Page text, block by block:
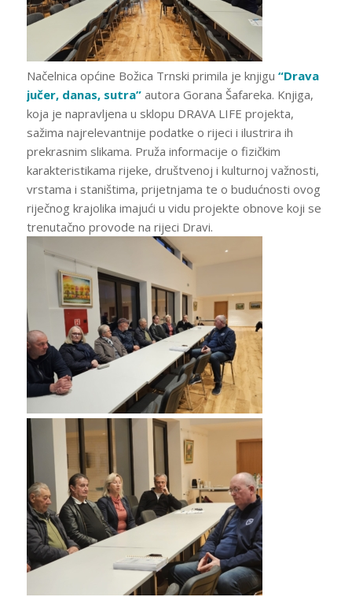
Načelnica općine Božica Trnski primila je knjigu “Drava
jučer, danas, sutra”autora Gorana Šafareka. Knjiga,
koja je napravljena u sklopu DRAVA LIFE projekta,
sažima najrelevantnije podatke o rijeci i ilustrira ih
prekrasnim slikama. Pruža informacije o fizičkim
karakteristikama rijeke, društvenoj i kulturnoj važnosti,
vrstama i staništima, prijetnjama te o budućnosti ovog
riječnog krajolika imajući u vidu projekte obnove koji se
trenutačno provode na rijeci Dravi.